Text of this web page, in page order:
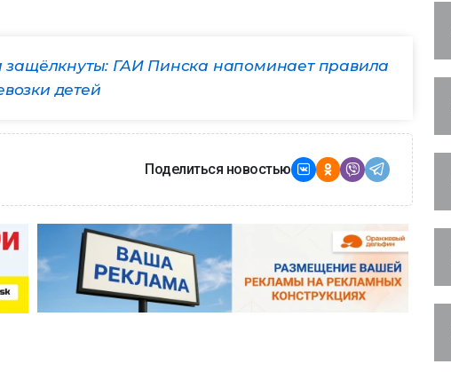
ГАИ Пинска напоминает правила
детей
Поделиться новостью